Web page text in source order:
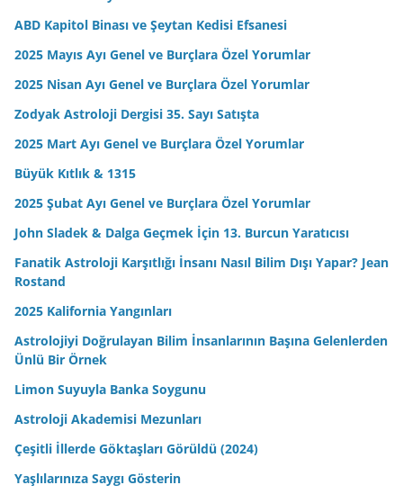
ABD Kapitol Binası ve Şeytan Kedisi Efsanesi
2025 Mayıs Ayı Genel ve Burçlara Özel Yorumlar
2025 Nisan Ayı Genel ve Burçlara Özel Yorumlar
Zodyak Astroloji Dergisi 35. Sayı Satışta
2025 Mart Ayı Genel ve Burçlara Özel Yorumlar
Büyük Kıtlık & 1315
2025 Şubat Ayı Genel ve Burçlara Özel Yorumlar
John Sladek & Dalga Geçmek İçin 13. Burcun Yaratıcısı
Fanatik Astroloji Karşıtlığı İnsanı Nasıl Bilim Dışı Yapar? Jean
Rostand
2025 Kalifornia Yangınları
Astrolojiyi Doğrulayan Bilim İnsanlarının Başına Gelenlerden
Ünlü Bir Örnek
Limon Suyuyla Banka Soygunu
Astroloji Akademisi Mezunları
Çeşitli İllerde Göktaşları Görüldü (2024)
Yaşlılarınıza Saygı Gösterin